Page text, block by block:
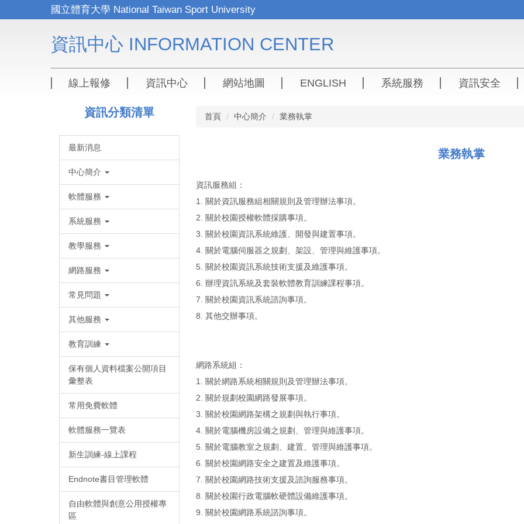
到
資訊中心 INFORMATION CENTER
線上報修 資訊中心 網站地圖 ENGLISH 系統服務 資訊安全
資訊分類清單
最新消息
中心簡介
軟體服務
系統服務
教學服務
網路服務
常見問題
其他服務
教育訓練
保有個人資料檔案公開項目
彙整表
常用免費軟體
軟體服務一覽表
新生訓練-線上課程
Endnote書目管理軟體
自由軟體與創意公用授權專
區
首頁 中心簡介 業務執掌
業務執掌
資訊服務組：
1. 關於資訊服務組相關規則及管理辦法事項。
2. 關於校園授權軟體採購事項。
3. 關於校園資訊系統維護、開發與建置事項。
4. 關於電腦伺服器之規劃、架設、管理與維護事項。
5. 關於校園資訊系統技術支援及維護事項。
6. 辦理資訊系統及套裝軟體教育訓練課程事項。
7. 關於校園資訊系統諮詢事項。
8. 其他交辦事項。
網路系統組：
1. 關於網路系統相關規則及管理辦法事項。
2. 關於規劃校園網路發展事項。
3. 關於校園網路架構之規劃與執行事項。
4. 關於電腦機房設備之規劃、管理與維護事項。
5. 關於電腦教室之規劃、建置、管理與維護事項。
6. 關於校園網路安全之建置及維護事項。
7. 關於校園網路技術支援及諮詢服務事項。
8. 關於校園行政電腦軟硬體設備維護事項。
9. 關於校園網路系統諮詢事項。